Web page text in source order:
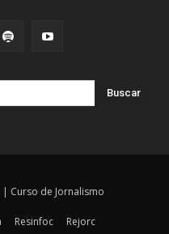
Buscar
Curso de Jornalismo
Resinfoc Rejorc